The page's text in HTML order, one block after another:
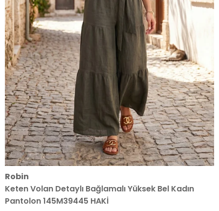
Robin
Keten Volan Detaylı Bağlamalı Yüksek Bel Kadın
Pantolon 145M39445 HAKİ